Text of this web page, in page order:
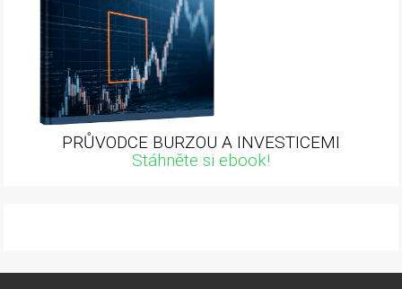
PRŮVODCE BURZOU A INVESTICEMI
Stáhněte si ebook!